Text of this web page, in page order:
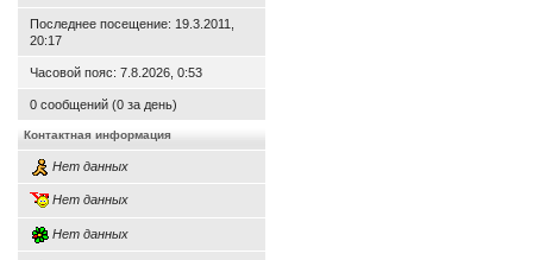
Последнее посещение: 19.3.2011,
20:17
Часовой пояс: 7.8.2026, 0:53
0 сообщений (0 за день)
Контактная информация
Нет данных
Нет данных
Нет данных